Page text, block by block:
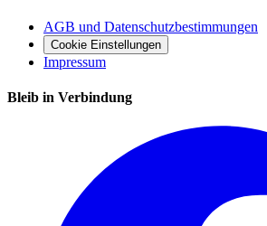
AGB und Datenschutzbestimmungen
Cookie Einstellungen
Impressum
Bleib in Verbindung